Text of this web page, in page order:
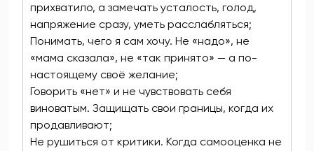
прихватило, а замечать усталость, голод,
напряжение сразу, уметь расслабляться;
Понимать, чего я сам хочу. Не «надо», не
«мама сказала», не «так принято» — а по-
настоящему своё желание;
Говорить «нет» и не чувствовать себя
виноватым. Защищать свои границы, когда их
продавливают;
Не рушиться от критики. Когда самооценка не